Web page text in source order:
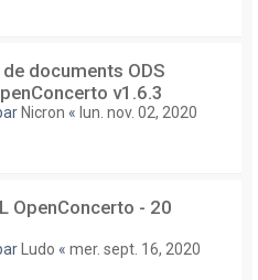
documents ODS
v1.6.3
Nicron « lun. nov. 02, 2020
OpenConcerto - 20
Ludo « mer. sept. 16, 2020